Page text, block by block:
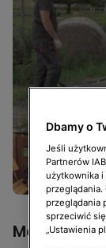
Mobilni
Dbamy o
Jeśli
Partnerów
użytkownika
przeglądania
sprzeciwić
„Ustawienia